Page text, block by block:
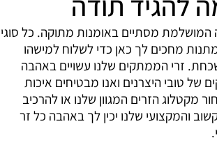
מסתיים באומנות מתוקה. כל סוגי
מחכים לך כאן כדי לשלוח למישהו
זרי הממתקים שלנו עשויים באהבה
של טובי היצרנים ואנו מבטיחים איכות
מקטלוג הזרים המגוון שלנו או להרכיב
והמקצועי שלנו יכין לך באהבה כל זר